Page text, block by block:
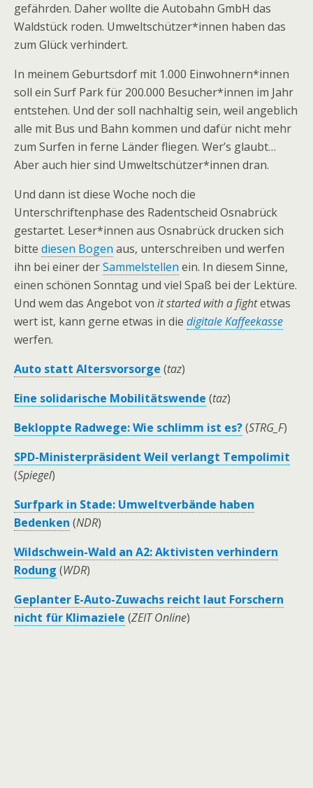
gefährden. Daher wollte die Autobahn GmbH das
Waldstück roden. Umweltschützer*innen haben das
zum Glück verhindert.
In meinem Geburtsdorf mit 1.000 Einwohnern*innen
soll ein Surf Park für 200.000 Besucher*innen im Jahr
entstehen. Und der soll nachhaltig sein, weil angeblich
alle mit Bus und Bahn kommen und dafür nicht mehr
zum Surfen in ferne Länder fliegen. Wer’s glaubt…
Aber auch hier sind Umweltschützer*innen dran.
Und dann ist diese Woche noch die
Unterschriftenphase des Radentscheid Osnabrück
gestartet. Leser*innen aus Osnabrück drucken sich
bitte diesen Bogen aus, unterschreiben und werfen
ihn bei einer derSammelstellen ein. In diesem Sinne,
einen schönen Sonntag und viel Spaß bei der Lektüre.
Und wem das Angebot von it started with a fightetwas
wert ist, kann gerne etwas in die digitale Kaffeekasse
werfen.
Auto statt Altersvorsorge (taz)
Eine solidarische Mobilitätswende (taz)
Bekloppte Radwege: Wie schlimm ist es?(STRG_F)
SPD-Ministerpräsident Weil verlangt Tempolimit
(Spiegel)
Surfpark in Stade: Umweltverbände haben
Bedenken (NDR)
Wildschwein-Wald an A2: Aktivisten verhindern
Rodung (WDR)
Geplanter E-Auto-Zuwachs reicht laut Forschern
nicht für Klimaziele (ZEIT Online)